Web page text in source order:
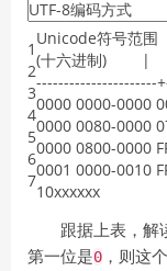
1
2
3
4
5
6
7
Unicode符号范围
(十六进制) |
----------------------+
0000 0000-0000
0000 0080-0000
0000 0800-0000
0001 0000-0010
10xxxxxx
跟据上表，解
第一位是0 ，则这